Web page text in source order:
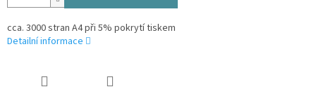
cca. 3000 stran A4 při 5% pokrytí tiskem
Detailní informace